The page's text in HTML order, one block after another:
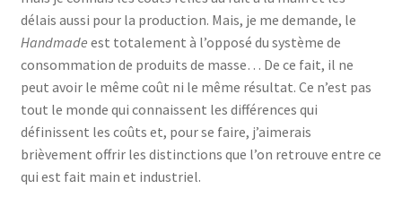
délais aussi pour la production. Mais, je me demande, le
Handmade est totalement à l’opposé du système de
consommation de produits de masse… De ce fait, il ne
peut avoir le même coût ni le même résultat. Ce n’est pas
tout le monde qui connaissent les différences qui
définissent les coûts et, pour se faire, j’aimerais
brièvement offrir les distinctions que l’on retrouve entre ce
qui est fait main et industriel.